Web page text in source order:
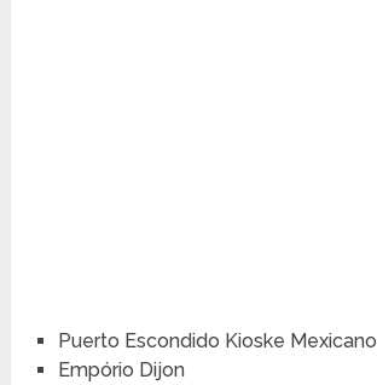
Puerto Escondido Kioske Mexicano
Empório Dijon